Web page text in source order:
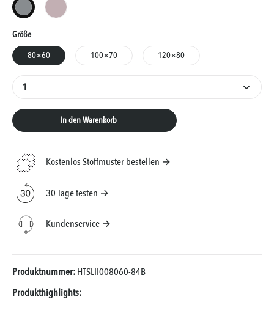
Silber Grau
Silber Rosa
GrößeAuswählen
80×60
100×70 120×80
Produkt Anzahl: Gib den gewünschten Wert ein
In den Warenkorb
Kostenlos Stoffmuster bestellen →
30 Tage testen →
Kundenservice →
Produktnummer:HTSLII008060-84B
Produkthighlights: